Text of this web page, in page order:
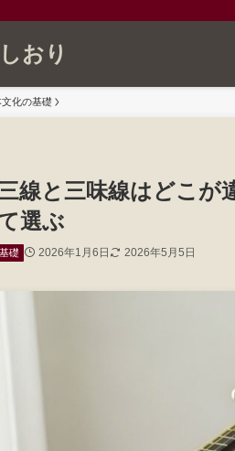
おり
文化の基礎
線と三味線はどこが
選ぶ
礎 2026年1月6日 2026年5月5日